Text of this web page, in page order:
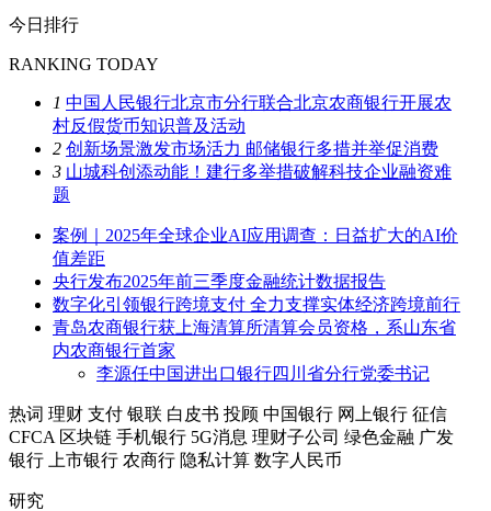
今日排行
RANKING TODAY
1 中国人民银行北京市分行联合北京农商银行开展农
村反假货币知识普及活动
2 创新场景激发市场活力 邮储银行多措并举促消费
3 山城科创添动能！建行多举措破解科技企业融资难
题
案例｜2025年全球企业AI应用调查：日益扩大的AI价
值差距
央行发布2025年前三季度金融统计数据报告
数字化引领银行跨境支付 全力支撑实体经济跨境前行
青岛农商银行获上海清算所清算会员资格，系山东省
内农商银行首家
李源任中国进出口银行四川省分行党委书记
热词 理财 支付 银联 白皮书 投顾 中国银行 网上银行 征信
CFCA 区块链 手机银行 5G消息 理财子公司 绿色金融 广发
银行
上市银行 农商行 隐私计算 数字人民币
研究